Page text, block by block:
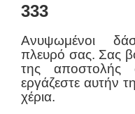
333
Ανυψωμένοι
πλευρό σας. Σας
της
εργάζεστε αυτήν
χέρια.